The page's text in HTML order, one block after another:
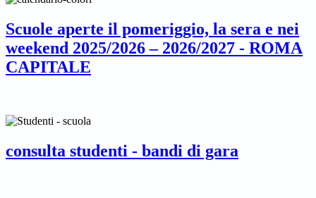
Scuole aperte il pomeriggio, la sera e nei
weekend 2025/2026 – 2026/2027 - ROMA
CAPITALE
consulta studenti - bandi di gara